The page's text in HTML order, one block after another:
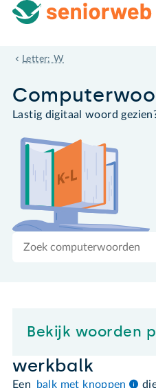
Letter: W
werkbalk
Lastig digitaal woord
Zoek
Bekijk woorden
werkbalk
Een balk met knoppen